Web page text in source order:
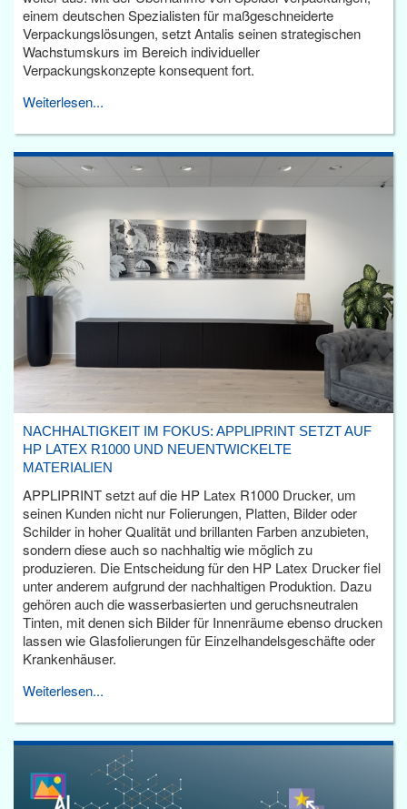
einem deutschen Spezialisten für maßgeschneiderte
Verpackungslösungen, setzt Antalis seinen strategischen
Wachstumskurs im Bereich individueller
Verpackungskonzepte konsequent fort.
Weiterlesen...
NACHHALTIGKEIT IM FOKUS: APPLIPRINT SETZT AUF
HP LATEX R1000 UND NEUENTWICKELTE
MATERIALIEN
APPLIPRINT setzt auf die HP Latex R1000 Drucker, um
seinen Kunden nicht nur Folierungen, Platten, Bilder oder
Schilder in hoher Qualität und brillanten Farben anzubieten,
sondern diese auch so nachhaltig wie möglich zu
produzieren. Die Entscheidung für den HP Latex Drucker fiel
unter anderem aufgrund der nachhaltigen Produktion. Dazu
gehören auch die wasserbasierten und geruchsneutralen
Tinten, mit denen sich Bilder für Innenräume ebenso drucken
lassen wie Glasfolierungen für Einzelhandelsgeschäfte oder
Krankenhäuser.
Weiterlesen...